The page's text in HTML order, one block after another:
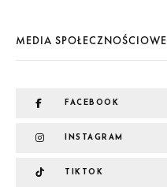
MEDIA SPOŁECZNOŚCIOWE
FACEBOOK
INSTAGRAM
TIKTOK